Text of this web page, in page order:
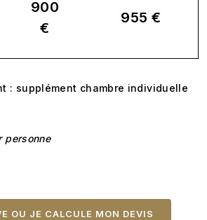
900
€
955 €
: supplément chambre individuelle
personne
OU JE CALCULE MON DEVIS